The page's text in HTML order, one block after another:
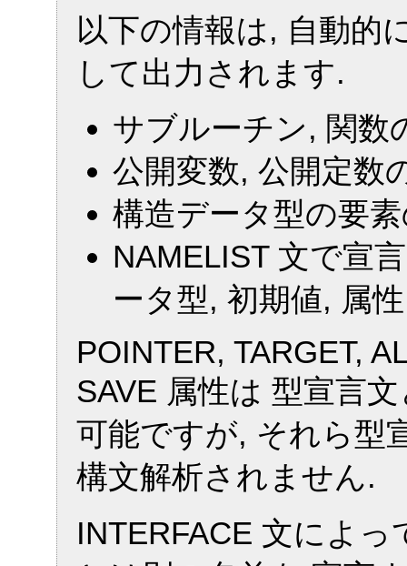
以下の情報は, 自動的
して出力されます.
サブルーチン, 関数
公開変数, 公開定数
構造データ型の要
NAMELIST 文で宣
ータ型, 初期値, 属性
POINTER, TARGET,
SAVE 属性は 型宣言
可能ですが, それら型
構文解析されません.
INTERFACE 文によ